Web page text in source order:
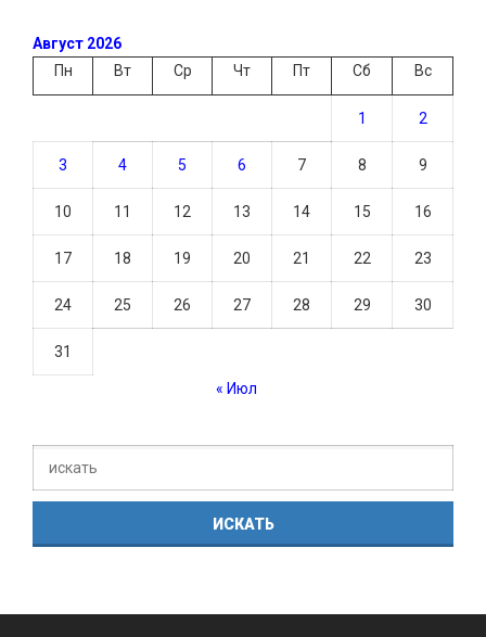
Август 2026
Пн
Вт Ср Чт Пт Сб Вс
1 2
3 4 5 6 7 8 9
10 11 12 13 14 15 16
17 18 19 20 21 22 23
24 25 26 27 28 29 30
31
« Июл